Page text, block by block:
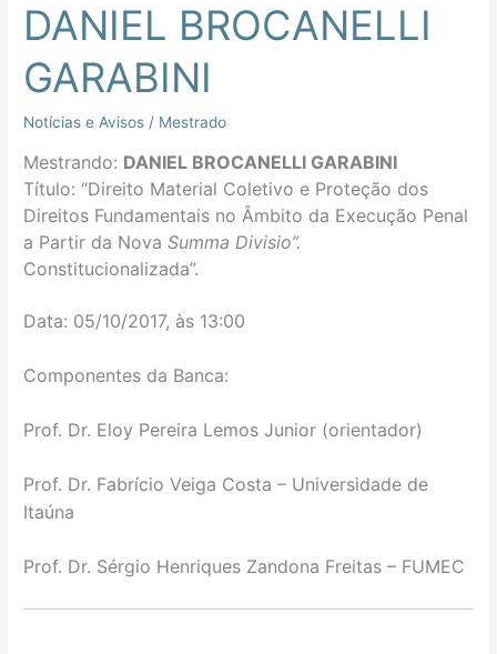
DANIEL BROCANELLI
GARABINI
Notícias e Avisos / Mestrado
Mestrando: DANIEL BROCANELLI GARABINI
Título: “Direito Material Coletivo e Proteção dos
Direitos Fundamentais no Âmbito da Execução Penal
a Partir da NovaSumma Divisio”.
Constitucionalizada”.
Data: 05/10/2017, às 13:00
Componentes da Banca:
Prof. Dr. Eloy Pereira Lemos Junior (orientador)
Prof. Dr. Fabrício Veiga Costa – Universidade de
Itaúna
Prof. Dr. Sérgio Henriques Zandona Freitas – FUMEC
DANIEL
BROCANELLI
GARABINI